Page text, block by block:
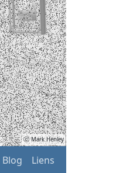
ⓒ Mark Henley
Blog Liens